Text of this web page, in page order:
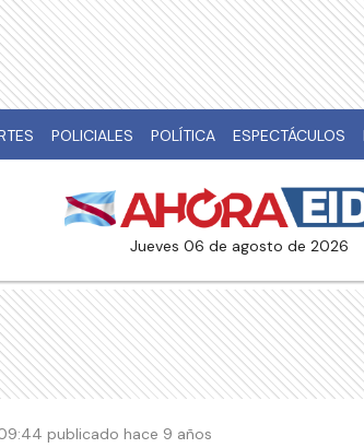
POLICIALES POLÍTICA ESPECTÁCULOS
jueves 06 de agosto de 2026
publicado hace 9 años